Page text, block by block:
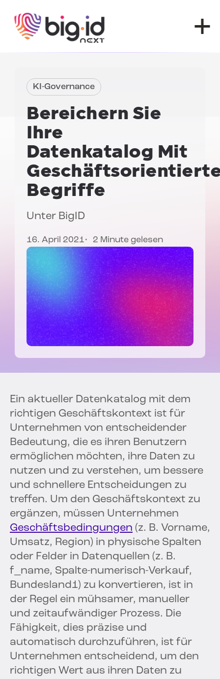
KI-Governance
Bereichern Sie
Ihre
Datenkatalog Mit
Begriffe
Unter BigID
16. April 2021 2 Minute gelesen
Ein aktueller Datenkatalog mit dem
richtigen Geschäftskontext ist für
Unternehmen von entscheidender
Bedeutung, die es ihren Benutzern
ermöglichen möchten, ihre Daten zu
nutzen und zu verstehen, um bessere
und schnellere Entscheidungen zu
treffen. Um den Geschäftskontext zu
ergänzen, müssen Unternehmen
Geschäftsbedingungen (z. B. Vorname,
Umsatz, Region) in physische Spalten
oder Felder in Datenquellen (z. B.
f_name, Spalte-numerisch-Verkauf,
Bundesland1) zu konvertieren, ist in
der Regel ein mühsamer, manueller
und zeitaufwändiger Prozess. Die
Fähigkeit, dies präzise und
automatisch durchzuführen, ist für
Unternehmen entscheidend, um den
richtigen Wert aus ihren Daten zu